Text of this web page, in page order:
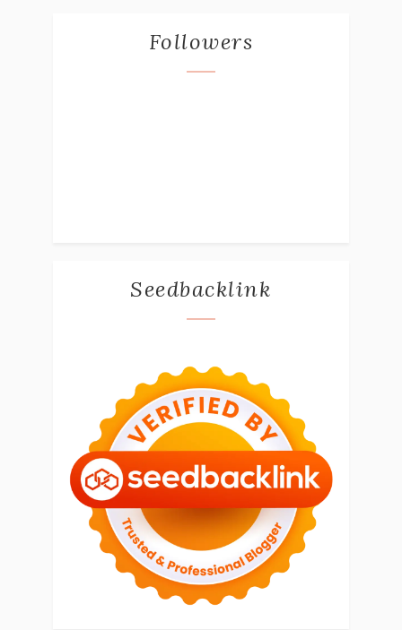
Followers
Seedbacklink